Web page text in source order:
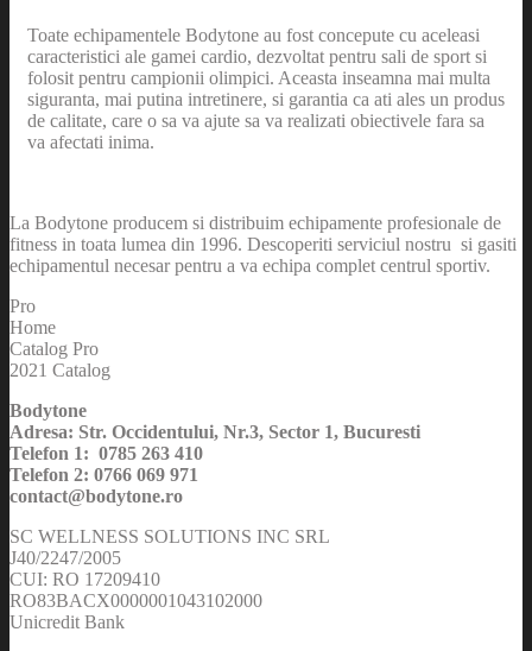
Toate echipamentele Bodytone au fost concepute cu aceleasi
caracteristici ale gamei cardio, dezvoltat pentru sali de sport si
folosit pentru campionii olimpici. Aceasta inseamna mai multa
siguranta, mai putina intretinere, si garantia ca ati ales un produs
de calitate, care o sa va ajute sa va realizati obiectivele fara sa
va afectati inima.
La Bodytone producem si distribuim echipamente profesionale de
fitness in toata lumea din 1996. Descoperiti serviciul nostru si gasiti
echipamentul necesar pentru a va echipa complet centrul sportiv.
Pro
Home
Catalog Pro
2021 Catalog
Bodytone
Adresa: Str. Occidentului, Nr.3, Sector 1, Bucuresti
Telefon 1: 0785 263 410
Telefon 2: 0766 069 971
contact@bodytone.ro
SC WELLNESS SOLUTIONS INC SRL
J40/2247/2005
CUI: RO 17209410
RO83BACX0000001043102000
Unicredit Bank